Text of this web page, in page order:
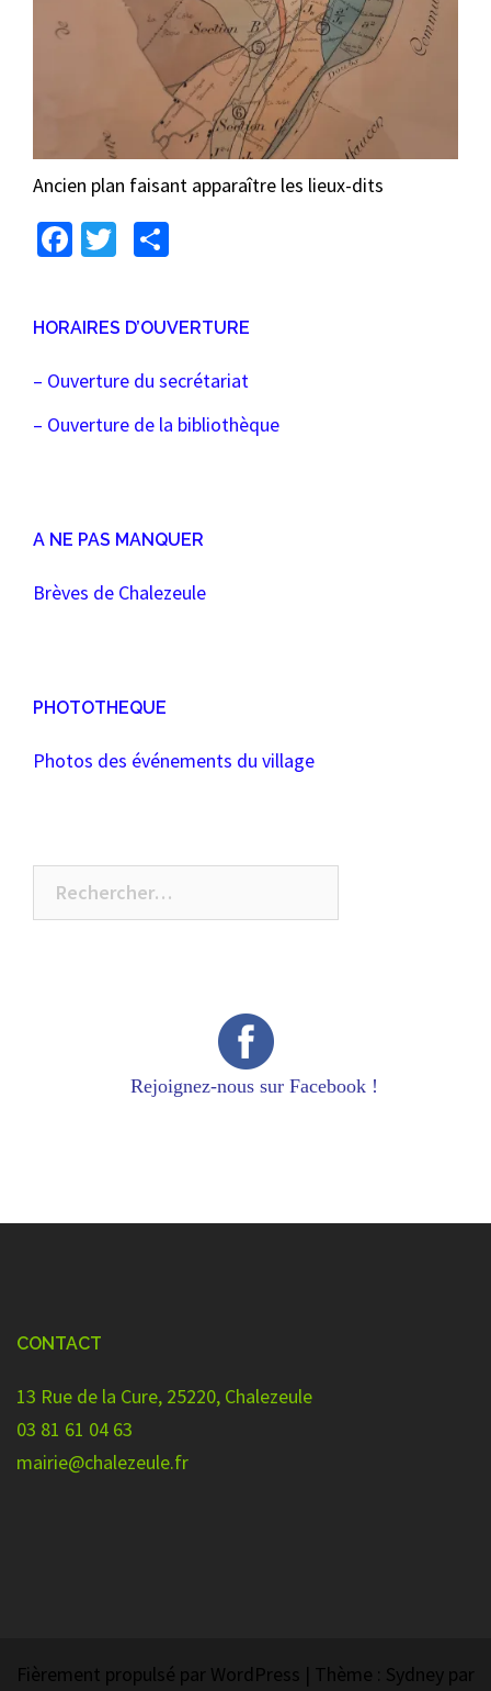
Ancien plan faisant apparaître les lieux-dits
Facebook
Twitter
HORAIRES D’OUVERTURE
– Ouverture du secrétariat
– Ouverture de la bibliothèque
A NE PAS MANQUER
Brèves de Chalezeule
PHOTOTHEQUE
Photos des événements du village
Rechercher :
Rejoignez-nous sur Facebook !
CONTACT
13 Rue de la Cure, 25220, Chalezeule
03 81 61 04 63
mairie@chalezeule.fr
Fièrement propulsé par WordPress | Thème : Sydney par